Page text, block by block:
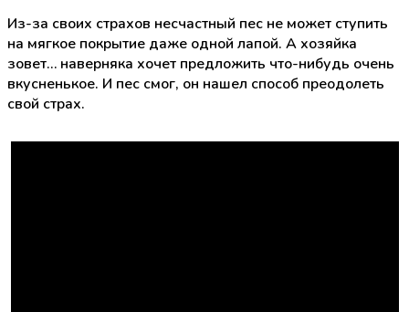
Из-за своих страхов несчастный пес не может ступить
на мягкое покрытие даже одной лапой. А хозяйка
зовет… наверняка хочет предложить что-нибудь очень
вкусненькое. И пес смог, он нашел способ преодолеть
свой страх.